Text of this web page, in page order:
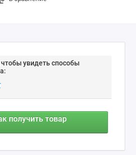
увидеть способы
получить товар